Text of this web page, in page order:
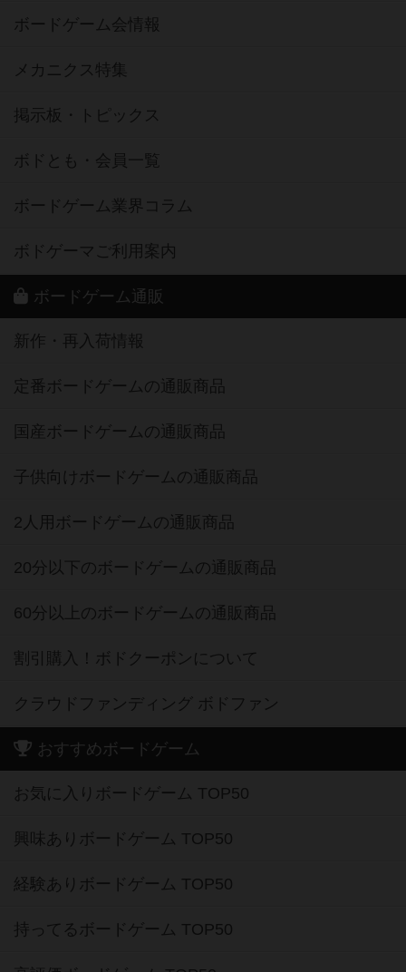
ボードゲーム会情報
メカニクス特集
掲示板・トピックス
ボドとも・会員一覧
ボードゲーム業界コラム
ボドゲーマご利用案内
ボードゲーム通販
新作・再入荷情報
定番ボードゲームの通販商品
国産ボードゲームの通販商品
子供向けボードゲームの通販商品
2人用ボードゲームの通販商品
20分以下のボードゲームの通販商品
60分以上のボードゲームの通販商品
割引購入！ボドクーポンについて
クラウドファンディング ボドファン
おすすめボードゲーム
お気に入りボードゲーム TOP50
興味ありボードゲーム TOP50
経験ありボードゲーム TOP50
持ってるボードゲーム TOP50